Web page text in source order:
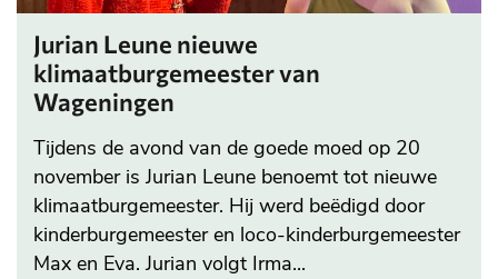
Jurian Leune nieuwe
klimaatburgemeester van
Wageningen
Tijdens de avond van de goede moed op 20
november is Jurian Leune benoemt tot nieuwe
klimaatburgemeester. Hij werd beëdigd door
kinderburgemeester en loco-kinderburgemeester
Max en Eva. Jurian volgt Irma...